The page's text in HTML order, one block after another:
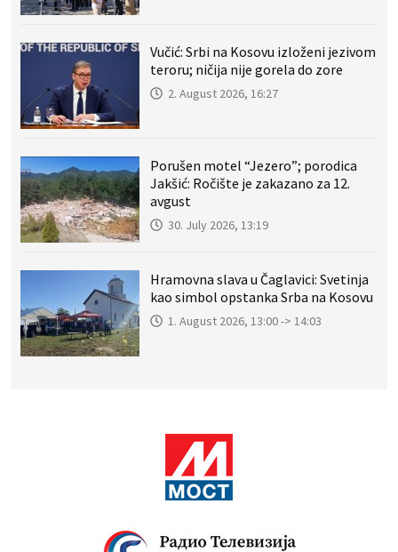
Vučić: Srbi na Kosovu izloženi jezivom
teroru; ničija nije gorela do zore
2. August 2026, 16:27
Porušen motel “Jezero”; porodica
Jakšić: Ročište je zakazano za 12.
avgust
30. July 2026, 13:19
Hramovna slava u Čaglavici: Svetinja
kao simbol opstanka Srba na Kosovu
1. August 2026, 13:00 -> 14:03